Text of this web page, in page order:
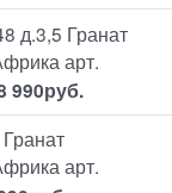
д.3,5 Гранат
арт.
990руб.
арт.